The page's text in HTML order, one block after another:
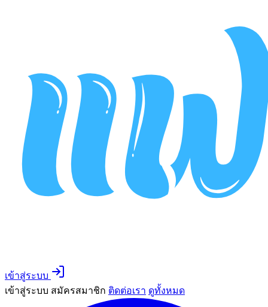
เข้าสู่ระบบ
เข้าสู่ระบบ สมัครสมาชิก ติดต่อเรา ดูทั้งหมด